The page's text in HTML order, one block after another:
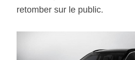
retomber sur le public.